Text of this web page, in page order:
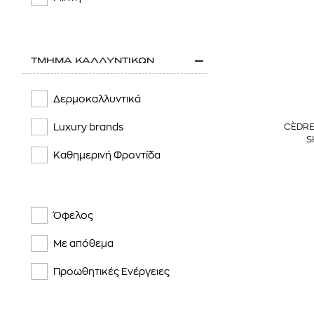
NATURA BISSÉ
NOXZEMA
PARFUMS DE MARLY
ΤΜΗΜΑ ΚΑΛΛΥΝΤΙΚΩΝ
Δερμοκαλλυντικά
Luxury brands
Καθημερινή Φροντίδα
Όφελος
Με απόθεμα
Προωθητικές Ενέργειες